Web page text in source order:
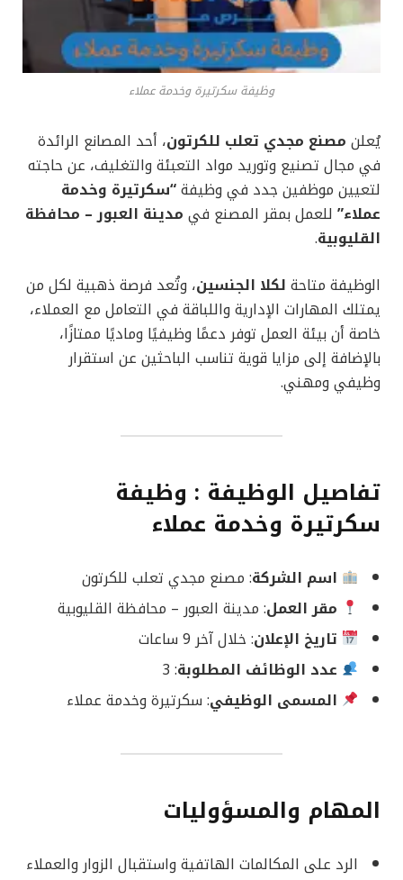
وظيفة سكرتيرة وخدمة عملاء
يُعلن مصنع مجدي تعلب للكرتون، أحد المصانع الرائدة
في مجال تصنيع وتوريد مواد التعبئة والتغليف، عن حاجته
لتعيين موظفين جدد في وظيفة“سكرتيرة وخدمة
عملاء” للعمل بمقر المصنع في مدينة العبور – محافظة
القليوبية.
الوظيفة متاحة لكلا الجنسين، وتُعد فرصة ذهبية لكل من
يمتلك المهارات الإدارية واللباقة في التعامل مع العملاء،
خاصة أن بيئة العمل توفر دعمًا وظيفيًا وماديًا ممتازًا،
بالإضافة إلى مزايا قوية تناسب الباحثين عن استقرار
وظيفي ومهني.
تفاصيل الوظيفة : وظيفة
سكرتيرة وخدمة عملاء
اسم الشركة: مصنع مجدي تعلب للكرتون
مقر العمل: مدينة العبور – محافظة القليوبية
تاريخ الإعلان: خلال آخر 9 ساعات
عدد الوظائف المطلوبة: 3
المسمى الوظيفي: سكرتيرة وخدمة عملاء
المهام والمسؤوليات
الرد على المكالمات الهاتفية واستقبال الزوار والعملاء